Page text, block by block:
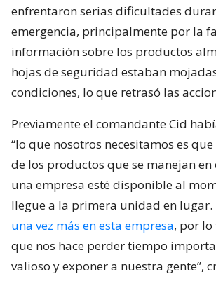
enfrentaron serias dificultades
emergencia, principalmente por la
información sobre los productos
hojas de seguridad estaban
condiciones, lo que retrasó las
Previamente el comandante Cid
“lo que nosotros necesitamos es
de los productos que se manejan
una empresa esté disponible al
llegue a la primera unidad en lugar.
una vez más en esta empresa, por lo
que nos hace perder tiempo
valioso y exponer a nuestra gente”,